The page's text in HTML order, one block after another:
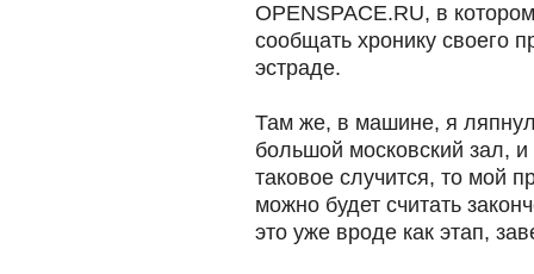
OPENSPACE.RU, в
сообщать хронику своего
эстраде.
Там же, в машине, я
большой московский зал,
таковое случится, то мой
можно будет считать
это уже вроде как этап,